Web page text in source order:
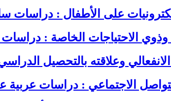
على الأطفال : دراسات
وذوي الاحتياجات الخاصة :
وعلاقته بالتحصيل الدراسي , 6 دراسات عربية
الاجتماعي : دراسات